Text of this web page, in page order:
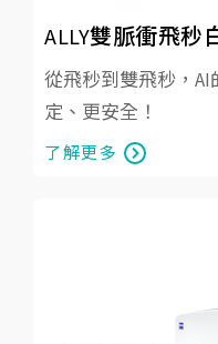
ALLY雙脈衝飛秒
從飛秒到雙飛秒，
定、更安全！
了解更多